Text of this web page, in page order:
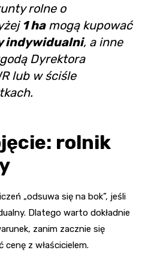
rolne o
1 hamogą kupować
indywidualni, a inne
Dyrektora
lub w ściśle
rolnik
„odsuwa się na bok”, jeśli
Dlatego warto dokładnie
zanim zacznie się
z właścicielem.